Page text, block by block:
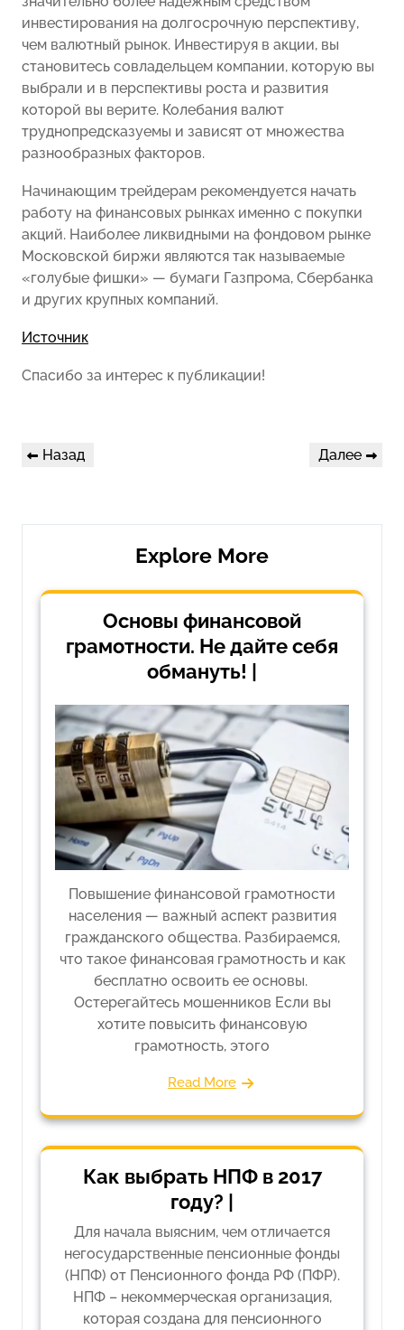
инвестирования на долгосрочную перспективу,
чем валютный рынок. Инвестируя в акции, вы
становитесь совладельцем компании, которую вы
выбрали и в перспективы роста и развития
которой вы верите. Колебания валют
труднопредсказуемы и зависят от множества
разнообразных факторов.
Начинающим трейдерам рекомендуется начать
работу на финансовых рынках именно с покупки
акций. Наиболее ликвидными на фондовом рынке
Московской биржи являются так называемые
«голубые фишки» — бумаги Газпрома, Сбербанка
и других крупных компаний.
Источник
Спасибо за интерес к публикации!
Навигация
Предыдущая
Назад
Следующая
Далее
Explore More
Основы финансовой
грамотности. Не дайте себя
обмануть! |
Повышение финансовой грамотности
населения — важный аспект развития
гражданского общества. Разбираемся,
что такое финансовая грамотность и как
бесплатно освоить ее основы.
Остерегайтесь мошенников Если вы
хотите повысить финансовую
грамотность, этого
Read More
Как выбрать НПФ в 2017
году? |
Для начала выясним, чем отличается
негосударственные пенсионные фонды
(НПФ) от Пенсионного фонда РФ (ПФР).
НПФ – некоммерческая организация,
которая создана для пенсионного